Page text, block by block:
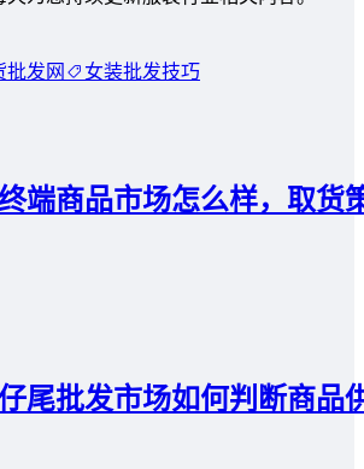
批发网 女装批发技巧
端商品市场怎么样，取货
尾批发市场如何判断商品